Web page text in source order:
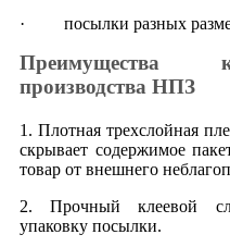
· посылки разных
Преимущества
производства НПЗ
1. Плотная трехслойная
скрывает содержимое
товар от внешнего
2. Прочный клеевой
упаковку посылки.